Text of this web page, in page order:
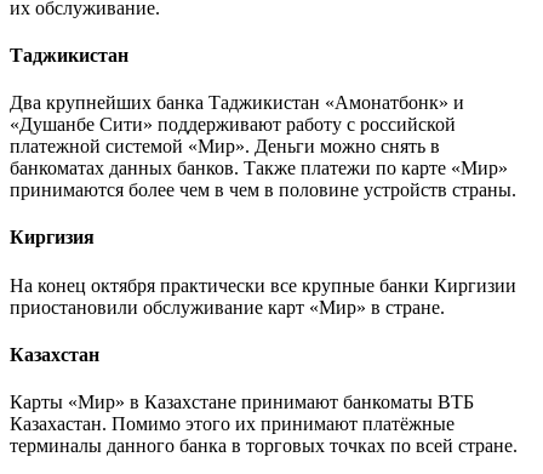
их обслуживание.
Таджикистан
Два крупнейших банка Таджикистан «Амонатбонк» и
«Душанбе Сити» поддерживают работу с российской
платежной системой «Мир». Деньги можно снять в
банкоматах данных банков. Также платежи по карте «Мир»
принимаются более чем в чем в половине устройств страны.
Киргизия
На конец октября практически все крупные банки Киргизии
приостановили обслуживание карт «Мир» в стране.
Казахстан
Карты «Мир» в Казахстане принимают банкоматы ВТБ
Казахастан. Помимо этого их принимают платёжные
терминалы данного банка в торговых точках по всей стране.